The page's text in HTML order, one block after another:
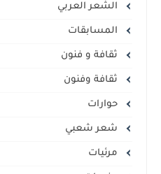
الشعر العربي
المسابقات
ثقافة و فنون
ثقافة وفنون
حوارات
شعر شعبي
مرئيات